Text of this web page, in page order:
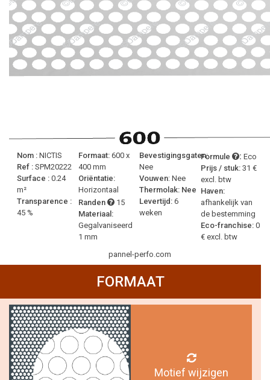
Nom : NICTIS
Ref : SPM20222
Surface : 0.24
m²
Transparence :
45 %
Formaat: 600 x
400 mm
Oriëntatie:
Horizontaal
Randen
15
Materiaal:
Gegalvaniseerd
1 mm
Bevestigingsgaten:
Nee
Vouwen: Nee
Thermolak: Nee
Levertijd:6
weken
Formule : Eco
Prijs / stuk:31 €
excl. btw
Haven:
afhankelijk van
de bestemming
Eco-franchise:0
€ excl. btw
pannel-perfo.com
FORMAAT
Motief wijzigen